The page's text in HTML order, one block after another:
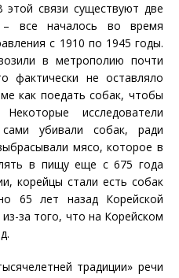
связи существуют две
– все началось во время
с 1910 по 1945 годы.
в метрополию почти
фактически не оставляло
как поедать собак, чтобы
исследователи
убивали собак, ради
мясо, которое в
в пищу еще с 675 года
корейцы стали есть собак
65 лет назад Корейской
за того, что на Корейском
традиции» речи